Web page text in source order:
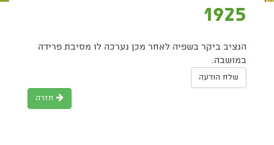
1925
הנציב ביקר בשפיה לאחר מכן נערכה לו מסיבת פרידה
במושבה.
שלח הודעה
חזרה